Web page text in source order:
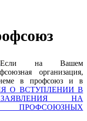
Если на Вашем
организация,
в профсоюз и в
О ВСТУПЛЕНИИ В
НА
ПРОФСОЮЗНЫХ